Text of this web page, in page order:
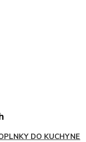
DO KUCHYNE